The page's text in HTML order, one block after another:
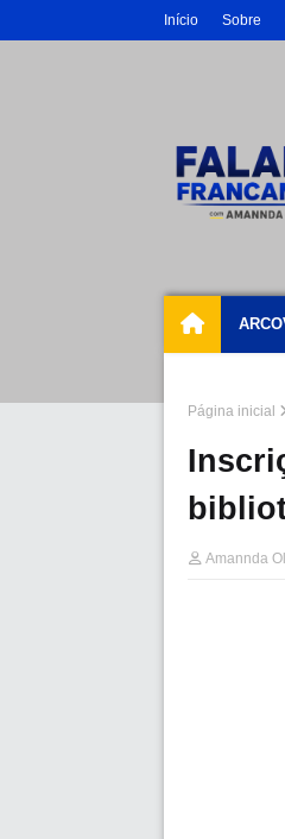
Início Sobre
Página inicial
Amannda